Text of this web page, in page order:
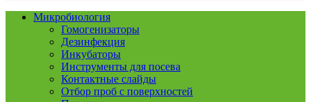
Микробиология
Гомогенизаторы
Дезинфекция
Инкубаторы
Инструменты для посева
Контактные слайды
Отбор проб с поверхностей